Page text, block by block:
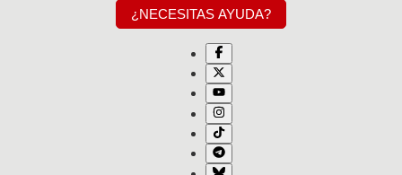
¿NECESITAS AYUDA?